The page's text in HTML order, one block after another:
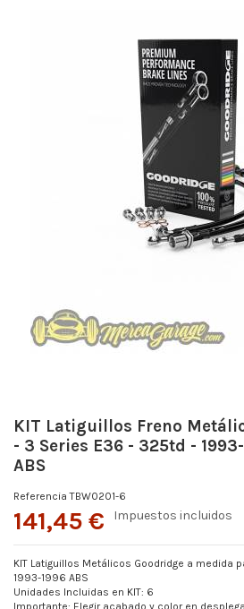
KIT Latiguillos Freno
- 3 Series E36 - 325td -
ABS
Referencia TBW0201-6
141,45 € Impuestos incluidos
KIT Latiguillos Metálicos Goodridge a medida
1993-1996 ABS
Unidades Incluidas en KIT: 6